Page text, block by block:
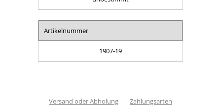
Artikelnummer
1907-19
Versand oder Abholung Zahlungsarten